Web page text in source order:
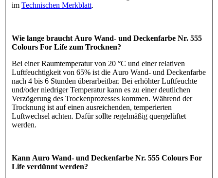
im Technischen Merkblatt.
Wie lange braucht Auro Wand- und Deckenfarbe Nr. 555
Colours For Life zum Trocknen?
Bei einer Raumtemperatur von 20 °C und einer relativen
Luftfeuchtigkeit von 65% ist die Auro Wand- und Deckenfarbe
nach 4 bis 6 Stunden überarbeitbar. Bei erhöhter Luftfeuchte
und/oder niedriger Temperatur kann es zu einer deutlichen
Verzögerung des Trockenprozesses kommen. Während der
Trocknung ist auf einen ausreichenden, temperierten
Luftwechsel achten. Dafür sollte regelmäßig quergelüftet
werden.
Kann Auro Wand- und Deckenfarbe Nr. 555 Colours For
Life verdünnt werden?